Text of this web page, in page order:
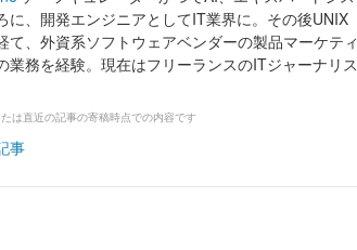
に、開発エンジニアとしてIT業界に。その後UNIX
て、外資系ソフトウェアベンダーの製品マーケティ
業務を経験。現在はフリーランスのITジャーナリス
は直近の記事の寄稿時点での内容です
事